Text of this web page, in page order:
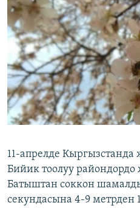
БИЗ ЖАНА ДҮЙНӨ
ДАНИСТЕ
ЭЖЕ-СИҢДИЛЕР
АЗАТТЫК+
ЫҢГАЙСЫЗ СУРООЛОР
Русский
ОНЛАЙН ШЕРИНЕ
11-апрелде
Бийик тоолуу райондордо
Батыштан соккон
секундасына 4-9 метрден